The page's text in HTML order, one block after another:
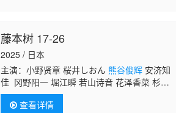
藤本树 17-26
2025 / 日本
主演：小野贤章 桜井しおん 熊谷俊辉安济知
佳 冈野阳一 堀江瞬 若山诗音 花泽香菜 杉田
智和 菊田千瑛 幸村惠理 榊原优希 河濑茉
希 咲咲木瞳 松冈洋平 中井友望 中岛瑠菜
查看详情